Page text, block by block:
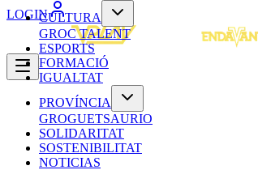
LOGINCULTURA
GROC TALENT
ESPORTS
FORMACIÓ
IGUALTAT
PROVÍNCIA
GROGUETSAURIO
SOLIDARITAT
SOSTENIBILITAT
NOTICIAS